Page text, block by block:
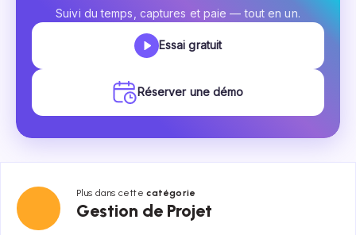
Suivi du temps, captures et paie — tout en un.
Essai gratuit
Réserver une démo
Plus dans cettecatégorie
Gestion de Projet
Gestion
de